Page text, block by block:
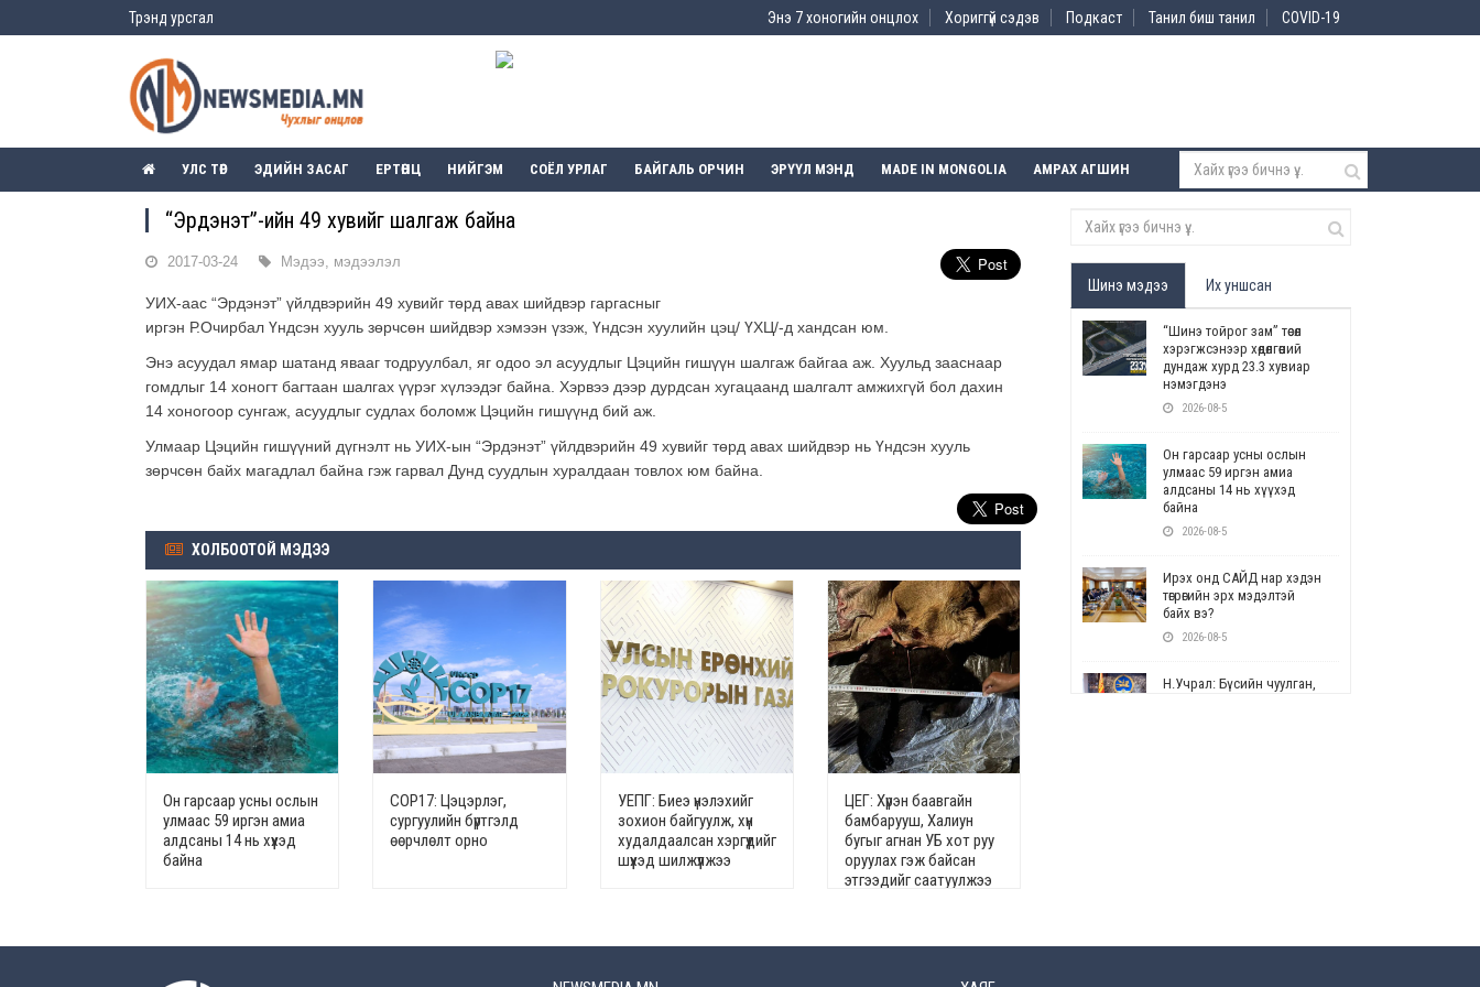
Трэнд урсгал Энэ 7 хоногийн онцлох Хориггүй сэдэв Подкаст Танил биш танил COVID-19
УЛС ТӨР ЭДИЙН ЗАСАГ ЕРТӨНЦ НИЙГЭМ СОЁЛ УРЛАГ БАЙГАЛЬ ОРЧИН ЭРҮҮЛ МЭНД MADE IN MONGOLIA АМРАХ АГШИН
“Эрдэнэт”-ийн 49 хувийг шалгаж байна
2017-03-24 Мэдээ, мэдээлэл
УИХ-аас “Эрдэнэт” үйлдвэрийн 49 хувийг төрд авах шийдвэр гаргасныг
иргэн Р.Очирбал Үндсэн хууль зөрчсөн шийдвэр хэмээн үзэж, Үндсэн хуулийн цэц/ ҮХЦ/-д хандсан юм.
Энэ асуудал ямар шатанд явааг тодруулбал, яг одоо эл асуудлыг Цэцийн гишүүн шалгаж байгаа аж. Хуульд зааснаар
гомдлыг 14 хоногт багтаан шалгах үүрэг хүлээдэг байна. Хэрвээ дээр дурдсан хугацаанд шалгалт амжихгүй бол дахин
14 хоногоор сунгаж, асуудлыг судлах боломж Цэцийн гишүүнд бий аж.
Улмаар Цэцийн гишүүний дүгнэлт нь УИХ-ын “Эрдэнэт” үйлдвэрийн 49 хувийг төрд авах шийдвэр нь Үндсэн хууль
зөрчсөн байх магадлал байна гэж гарвал Дунд суудлын хуралдаан товлох юм байна.
ХОЛБООТОЙ МЭДЭЭ
Он гарсаар усны ослын
улмаас 59 иргэн амиа
алдсаны 14 нь хүүхэд
байна
СОР17: Цэцэрлэг,
сургуулийн бүртгэлд
өөрчлөлт орно
УЕПГ: Биеэ үнэлэхийг
зохион байгуулж, хүн
худалдаалсан хэргүүдийг
шүүхэд шилжүүлжээ
ЦЕГ: Хүрэн баавгайн
бамбарууш, Халиун
бугыг агнан УБ хот руу
оруулах гэж байсан
этгээдийг саатуулжээ
Шинэ мэдээ Их уншсан
“Шинэ тойрог зам” төсөл
хэрэгжсэнээр хөдөлгөөний
дундаж хурд 23.3 хувиар
нэмэгдэнэ
2026-08-5
Он гарсаар усны ослын
улмаас 59 иргэн амиа
алдсаны 14 нь хүүхэд
байна
2026-08-5
Ирэх онд САЙД нар хэдэн
төгрөгийн эрх мэдэлтэй
байх вэ?
2026-08-5
Н.Учрал: Бүсийн чуулган,
шүүхэд шилжүүлжээ